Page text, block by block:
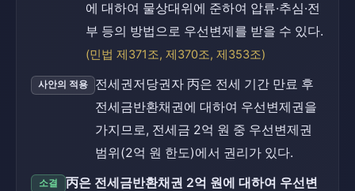
에 대하여 물상대위에 준하여 압류·추심·전
부 등의 방법으로 우선변제를 받을 수 있다.
(민법 제371조, 제370조, 제353조)
사안의 적용
전세권저당권자 丙은 전세 기간 만료 후
전세금반환채권에 대하여 우선변제권을
가지므로, 전세금 2억 원 중 우선변제권
범위(2억 원 한도)에서 권리가 있다.
소결
丙은 전세금반환채권 2억 원에 대하여 우선변